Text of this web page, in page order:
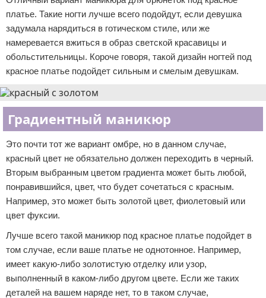
платье. Такие ногти лучше всего подойдут, если девушка
задумала нарядиться в готическом стиле, или же
намеревается вжиться в образ светской красавицы и
обольстительницы. Короче говоря, такой дизайн ногтей под
красное платье подойдет сильным и смелым девушкам.
Градиентный маникюр
Это почти тот же вариант омбре, но в данном случае,
красный цвет не обязательно должен переходить в черный.
Вторым выбранным цветом градиента может быть любой,
понравившийся, цвет, что будет сочетаться с красным.
Например, это может быть золотой цвет, фиолетовый или
цвет фуксии.
Лучше всего такой маникюр под красное платье подойдет в
том случае, если ваше платье не однотонное. Например,
имеет какую-либо золотистую отделку или узор,
выполненный в каком-либо другом цвете. Если же таких
деталей на вашем наряде нет, то в таком случае,